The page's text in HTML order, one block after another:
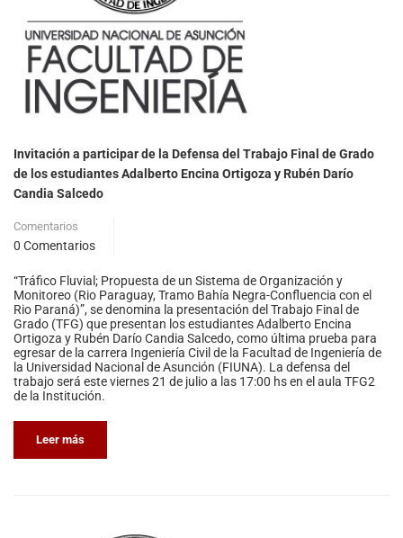
Invitación a participar de la Defensa del Trabajo Final de Grado
de los estudiantes Adalberto Encina Ortigoza y Rubén Darío
Candia Salcedo
Comentarios
0 Comentarios
“Tráfico Fluvial; Propuesta de un Sistema de Organización y
Monitoreo (Rio Paraguay, Tramo Bahía Negra-Confluencia con el
Rio Paraná)”, se denomina la presentación del Trabajo Final de
Grado (TFG) que presentan los estudiantes Adalberto Encina
Ortigoza y Rubén Darío Candia Salcedo, como última prueba para
egresar de la carrera Ingeniería Civil de la Facultad de Ingeniería de
la Universidad Nacional de Asunción (FIUNA). La defensa del
trabajo será este viernes 21 de julio a las 17:00 hs en el aula TFG2
de la Institución.
Leer más